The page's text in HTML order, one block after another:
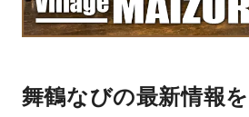
舞鶴なびの最新情報